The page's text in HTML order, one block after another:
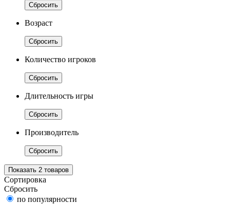
Сбросить
Возраст
Сбросить
Количество игроков
Сбросить
Длительность игры
Сбросить
Производитель
Сбросить
Показать 2 товаров
Сортировка
Сбросить
по популярности